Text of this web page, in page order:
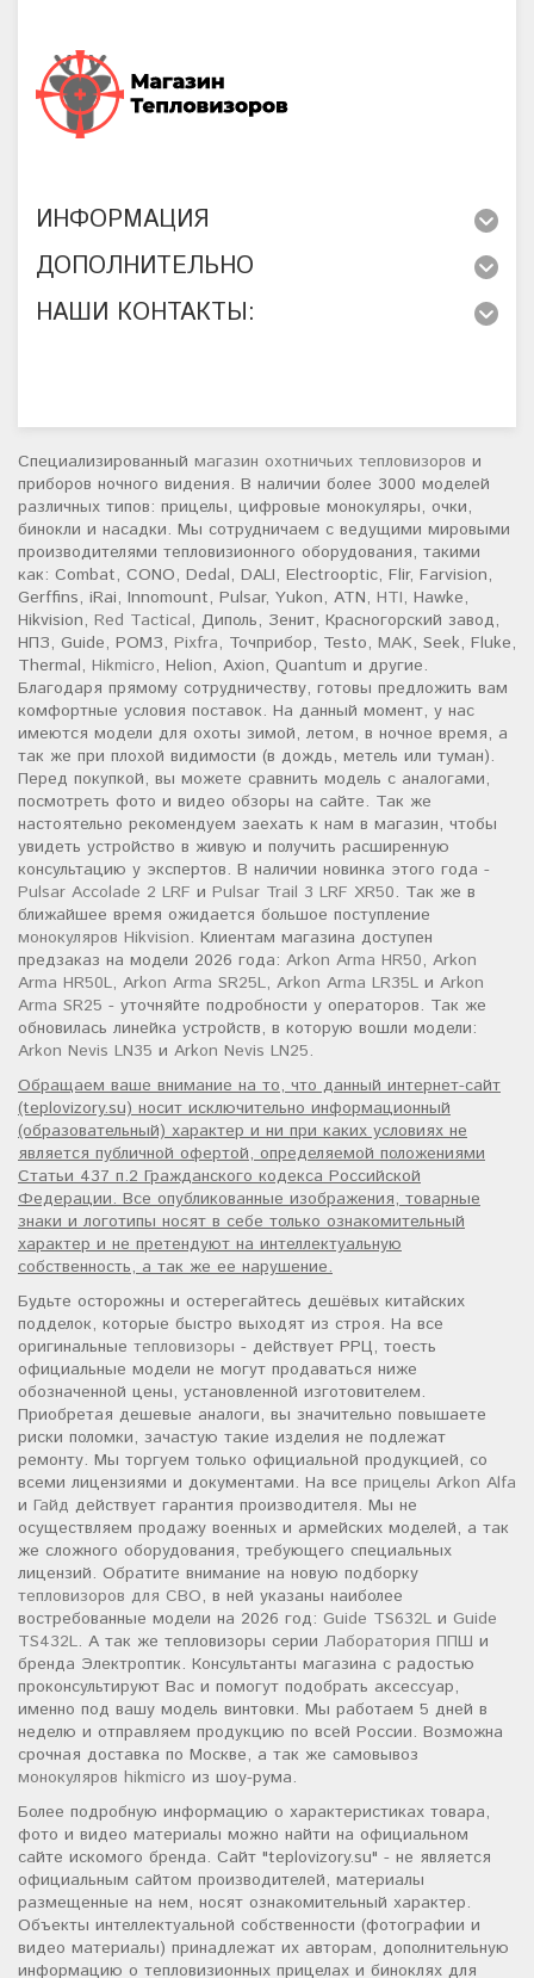
ИНФОРМАЦИЯ
ДОПОЛНИТЕЛЬНО
НАШИ КОНТАКТЫ:
Специализированный магазин охотничьих тепловизоров и
приборов ночного видения. В наличии более 3000 моделей
различных типов: прицелы, цифровые монокуляры, очки,
бинокли и насадки. Мы сотрудничаем с ведущими мировыми
производителями тепловизионного оборудования, такими
как: Combat, CONO, Dedal, DALI, Electrooptic, Flir, Farvision,
Gerffins, iRai, Innomount, Pulsar, Yukon, ATN, HTI, Hawke,
Hikvision, Red Tactical, Диполь, Зенит, Красногорский завод,
НПЗ, Guide, РОМЗ, Pixfra, Точприбор, Testo, MAK, Seek, Fluke,
Thermal, Hikmicro, Helion, Axion, Quantum и другие.
Благодаря прямому сотрудничеству, готовы предложить вам
комфортные условия поставок. На данный момент, у нас
имеются модели для охоты зимой, летом, в ночное время, а
так же при плохой видимости (в дождь, метель или туман).
Перед покупкой, вы можете сравнить модель с аналогами,
посмотреть фото и видео обзоры на сайте. Так же
настоятельно рекомендуем заехать к нам в магазин, чтобы
увидеть устройство в живую и получить расширенную
консультацию у экспертов. В наличии новинка этого года -
Pulsar Accolade 2 LRF и Pulsar Trail 3 LRF XR50. Так же в
ближайшее время ожидается большое поступление
монокуляров Hikvision. Клиентам магазина доступен
предзаказ на модели 2026 года: Arkon Arma HR50, Arkon
Arma HR50L, Arkon Arma SR25L, Arkon Arma LR35L и Arkon
Arma SR25 - уточняйте подробности у операторов. Так же
обновилась линейка устройств, в которую вошли модели:
Arkon Nevis LN35 и Arkon Nevis LN25.
Обращаем ваше внимание на то, что данный интернет-сайт
(teplovizory.su) носит исключительно информационный
(образовательный) характер и ни при каких условиях не
является публичной офертой, определяемой положениями
Статьи 437 п.2 Гражданского кодекса Российской
Федерации. Все опубликованные изображения, товарные
знаки и логотипы носят в себе только ознакомительный
характер и не претендуют на интеллектуальную
собственность, а так же ее нарушение.
Будьте осторожны и остерегайтесь дешёвых китайских
подделок, которые быстро выходят из строя. На все
оригинальные тепловизоры - действует РРЦ, тоесть
официальные модели не могут продаваться ниже
обозначенной цены, установленной изготовителем.
Приобретая дешевые аналоги, вы значительно повышаете
риски поломки, зачастую такие изделия не подлежат
ремонту. Мы торгуем только официальной продукцией, со
всеми лицензиями и документами. На все прицелы Arkon Alfa
и Гайд действует гарантия производителя. Мы не
осуществляем продажу военных и армейских моделей, а так
же сложного оборудования, требующего специальных
лицензий. Обратите внимание на новую подборку
тепловизоров для СВО, в ней указаны наиболее
востребованные модели на 2026 год: Guide TS632L и Guide
TS432L. А так же тепловизоры серии Лаборатория ППШ и
бренда Электроптик. Консультанты магазина с радостью
проконсультируют Вас и помогут подобрать аксессуар,
именно под вашу модель винтовки. Мы работаем 5 дней в
неделю и отправляем продукцию по всей России. Возможна
срочная доставка по Москве, а так же самовывоз
монокуляров hikmicro из шоу-рума.
Более подробную информацию о характеристиках товара,
фото и видео материалы можно найти на официальном
сайте искомого бренда. Сайт "teplovizory.su" - не является
официальным сайтом производителей, материалы
размещенные на нем, носят ознакомительный характер.
Объекты интеллектуальной собственности (фотографии и
видео материалы) принадлежат их авторам, дополнительную
информацию о тепловизионных прицелах и биноклях для